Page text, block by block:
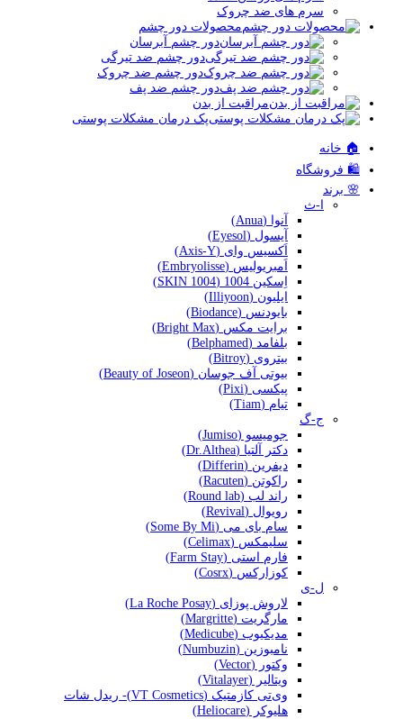
سرم های ضد چروک
محصولات دور چشم
دور چشم آبرسان
دور چشم ضد تیرگی
دور چشم ضد چروک
دور چشم ضد پف
مراقبت از بدن
پک درمان مشکلات پوستی
🏠 خانه
🛍️ فروشگاه
🌸 برند
ا-ث
آنوا (Anua)
آیسول (Eyesol)
اَکسیس وای (Axis-Y)
اَمبریولیس (Embryolisse)
اِسکین 1004 (SKIN 1004)
ایلیون (Illiyoon)
بایودنس (Biodance)
برایت مکس (Bright Max)
بلفامد (Belphamed)
بیتروی (Bitroy)
بیوتی آف جوسان (Beauty of Joseon)
پیکسی (Pixi)
تیام (Tiam)
ج-گ
جومیسو (Jumiso)
دکتر آلتیا (Dr.Althea)
دیفرین (Differin)
راکوتن (Racuten)
راند لب (Round lab)
رویوال (Revival)
سام بای می (Some By Mi)
سلیمکس (Celimax)
فارم استی (Farm Stay)
کوزارکس (Cosrx)
ل-ی
لاروش پوزای (La Roche Posay)
مارگریت (Margritte)
مدیکیوب (Medicube)
نامبوزین (Numbuzin)
وکتور (Vector)
ویتالیر (Vitalayer)
وی‌تی کازمتیک (VT Cosmetics)- ریدل شات
هلیوکر (Heliocare)